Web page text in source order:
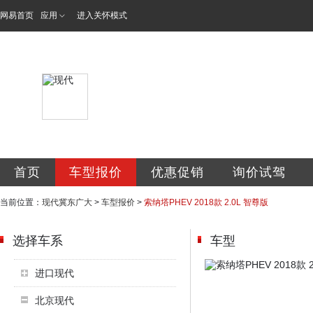
网易首页 应用 进入关怀模式
首页 车型报价 优惠促销 询价试驾
当前位置： 现代冀东广大 > 车型报价 > 索纳塔PHEV 2018款 2.0L 智尊版
选择车系
进口现代
北京现代
车型